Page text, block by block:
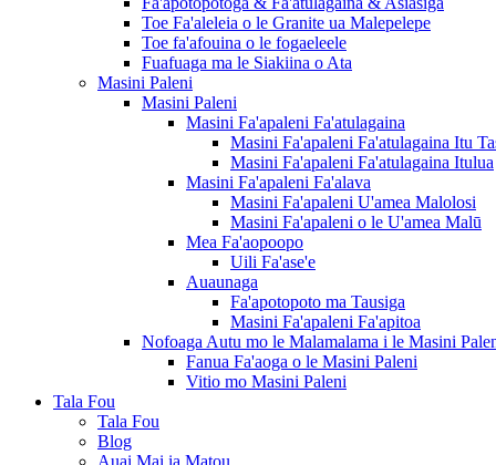
Toe Fa'aleleia o le Granite ua Malepelepe
Toe fa'afouina o le fogaeleele
Fuafuaga ma le Siakiina o Ata
Masini Paleni
Masini Paleni
Masini Fa'apaleni Fa'atulagaina
Masini Fa'apaleni Fa'atulagaina Itu
Masini Fa'apaleni Fa'atulagaina Itulua
Masini Fa'apaleni Fa'alava
Masini Fa'apaleni U'amea Malolosi
Masini Fa'apaleni o le U'amea Malū
Mea Fa'aopoopo
Uili Fa'ase'e
Auaunaga
Fa'apotopoto ma Tausiga
Masini Fa'apaleni Fa'apitoa
Nofoaga Autu mo le Malamalama i le Masini
Fanua Fa'aoga o le Masini Paleni
Vitio mo Masini Paleni
Tala Fou
Tala Fou
Blog
Auai Mai ia Matou